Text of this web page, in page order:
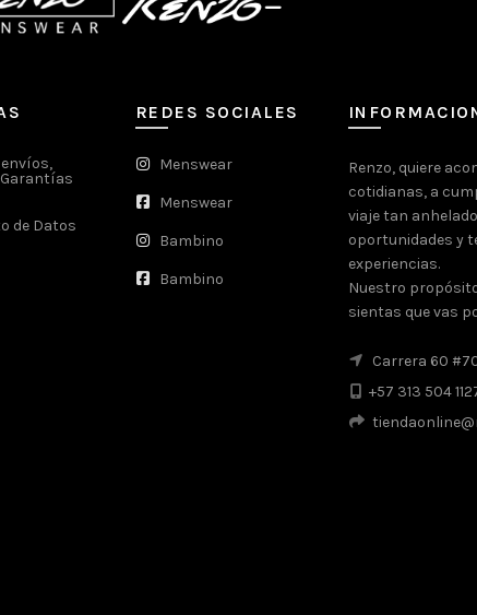
de Datos
REDES SOCIALES
Menswear
Menswear
Bambino
Bambino
Renzo, quiere
cotidianas, a
viaje tan
oportunidades y
experiencias.
Nuestro
sientas que vas
Carrera 60
+57 313 504